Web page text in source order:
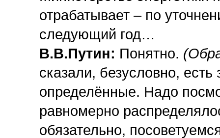
отрабатывает – по
следующий год…
В.В.Путин: Понятно.
сказали, безусловно,
определённые. Надо
равномерно
обязательно,